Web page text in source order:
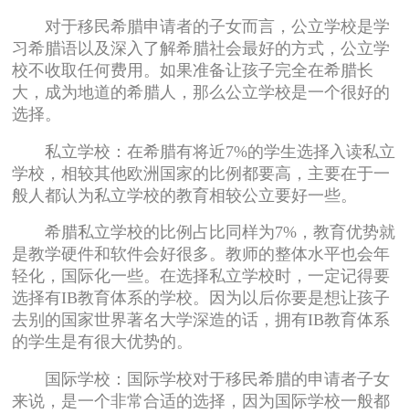
对于移民希腊申请者的子女而言，公立学校是学
习希腊语以及深入了解希腊社会最好的方式，公立学
校不收取任何费用。如果准备让孩子完全在希腊长
大，成为地道的希腊人，那么公立学校是一个很好的
选择。
私立学校：在希腊有将近7%的学生选择入读私立
学校，相较其他欧洲国家的比例都要高，主要在于一
般人都认为私立学校的教育相较公立要好一些。
希腊私立学校的比例占比同样为7%，教育优势就
是教学硬件和软件会好很多。教师的整体水平也会年
轻化，国际化一些。在选择私立学校时，一定记得要
选择有IB教育体系的学校。因为以后你要是想让孩子
去别的国家世界著名大学深造的话，拥有IB教育体系
的学生是有很大优势的。
国际学校：国际学校对于移民希腊的申请者子女
来说，是一个非常合适的选择，因为国际学校一般都